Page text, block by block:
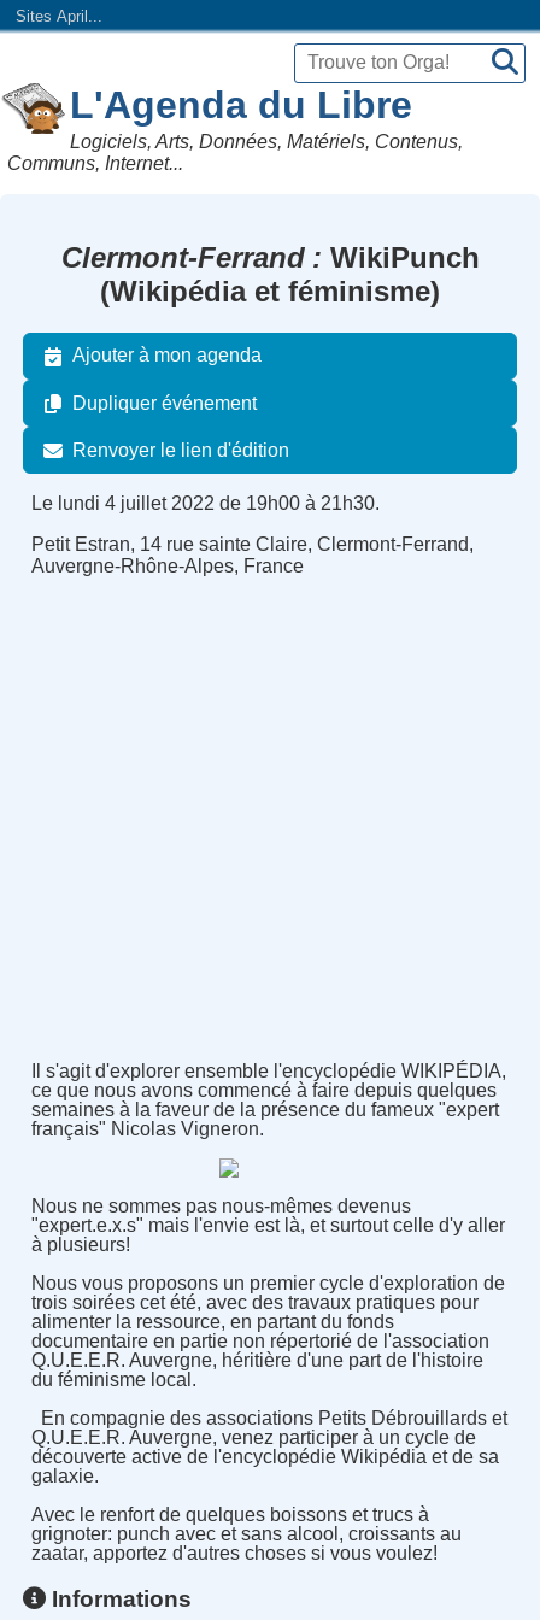
Sites April...
L'Agenda du Libre
Logiciels, Arts, Données, Matériels, Contenus,
Communs, Internet...
Clermont-Ferrand
WikiPunch
(Wikipédia et féminisme)
Ajouter à mon agenda
Dupliquer événement
Renvoyer le lien d'édition
Le lundi 4 juillet 2022 de 19h00 à 21h30.
Petit Estran, 14 rue sainte Claire, Clermont-Ferrand,
Auvergne-Rhône-Alpes, France
Il s'agit d'explorer ensemble l'encyclopédie WIKIPÉDIA,
ce que nous avons commencé à faire depuis quelques
semaines à la faveur de la présence du fameux "expert
français" Nicolas Vigneron.
Nous ne sommes pas nous-mêmes devenus
"expert.e.x.s" mais l'envie est là, et surtout celle d'y aller
à plusieurs!
Nous vous proposons un premier cycle d'exploration de
trois soirées cet été, avec des travaux pratiques pour
alimenter la ressource, en partant du fonds
documentaire en partie non répertorié de l'association
Q.U.E.E.R. Auvergne, héritière d'une part de l'histoire
du féminisme local.
En compagnie des associations Petits Débrouillards et
Q.U.E.E.R. Auvergne, venez participer à un cycle de
découverte active de l'encyclopédie Wikipédia et de sa
galaxie.
Avec le renfort de quelques boissons et trucs à
grignoter: punch avec et sans alcool, croissants au
zaatar, apportez d'autres choses si vous voulez!
Informations